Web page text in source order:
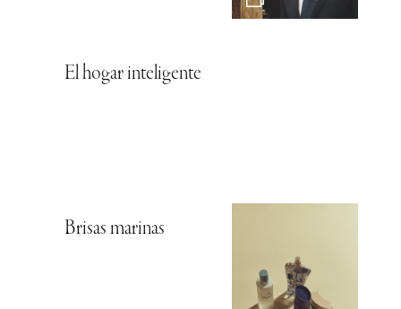
El hogar inteligente
Brisas marinas